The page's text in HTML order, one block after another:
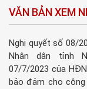
VĂN BẢN XEM
Nghị quyết số 08/
Nhân dân tỉnh
07/7/2023 của
bảo đảm cho công